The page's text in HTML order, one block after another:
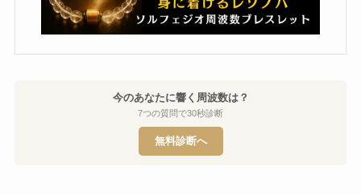
今のあなたに響く周波数は？
7つの質問で30秒診断
無料診断へ